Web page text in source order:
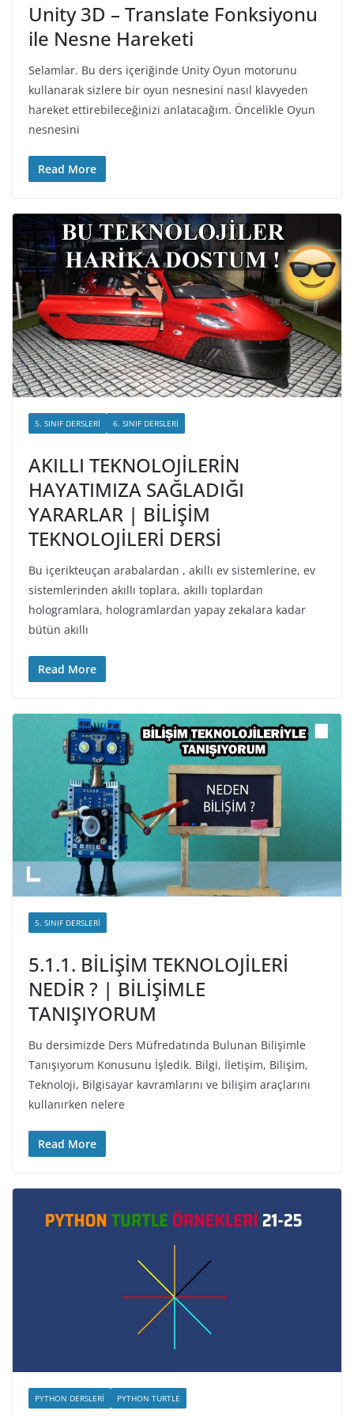
Unity 3D – Translate Fonksiyonu
ile Nesne Hareketi
Selamlar. Bu ders içeriğinde Unity Oyun motorunu
kullanarak sizlere bir oyun nesnesini nasıl klavyeden
hareket ettirebileceğinizi anlatacağım. Öncelikle Oyun
nesnesini
Read More
5. SINIF DERSLERI 6. SINIF DERSLERI
AKILLI TEKNOLOJİLERİN
HAYATIMIZA SAĞLADIĞI
YARARLAR | BİLİŞİM
TEKNOLOJİLERİ DERSİ
Bu içerikteuçan arabalardan , akıllı ev sistemlerine, ev
sistemlerinden akıllı toplara, akıllı toplardan
hologramlara, hologramlardan yapay zekalara kadar
bütün akıllı
Read More
5. SINIF DERSLERI
5.1.1. BİLİŞİM TEKNOLOJİLERİ
NEDİR ? | BİLİŞİMLE
TANIŞIYORUM
Bu dersimizde Ders Müfredatında Bulunan Bilişimle
Tanışıyorum Konusunu İşledik. Bilgi, İletişim, Bilişim,
Teknoloji, Bilgisayar kavramlarını ve bilişim araçlarını
kullanırken nelere
Read More
PYTHON DERSLERI PYTHON TURTLE